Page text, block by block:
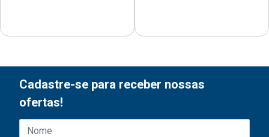
Cadastre-se para receber nossas
ofertas!